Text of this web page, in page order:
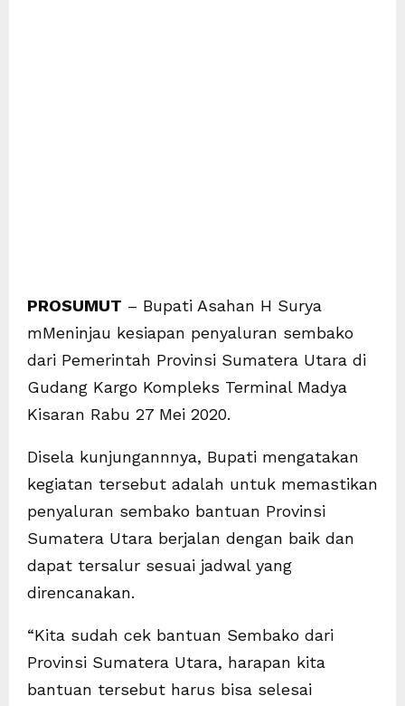
PROSUMUT – Bupati Asahan H Surya
mMeninjau kesiapan penyaluran sembako
dari Pemerintah Provinsi Sumatera Utara di
Gudang Kargo Kompleks Terminal Madya
Kisaran Rabu 27 Mei 2020.
Disela kunjungannnya, Bupati mengatakan
kegiatan tersebut adalah untuk memastikan
penyaluran sembako bantuan Provinsi
Sumatera Utara berjalan dengan baik dan
dapat tersalur sesuai jadwal yang
direncanakan.
“Kita sudah cek bantuan Sembako dari
Provinsi Sumatera Utara, harapan kita
bantuan tersebut harus bisa selesai